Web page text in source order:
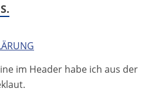
im Header habe ich aus der